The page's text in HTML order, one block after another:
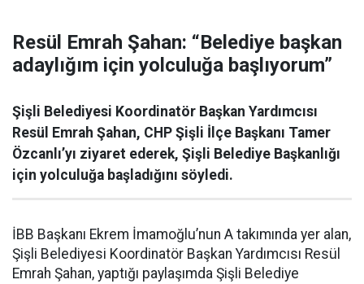
Resül Emrah Şahan: “Belediye başkan
adaylığım için yolculuğa başlıyorum”
Şişli Belediyesi Koordinatör Başkan Yardımcısı
Resül Emrah Şahan, CHP Şişli İlçe Başkanı Tamer
Özcanlı’yı ziyaret ederek, Şişli Belediye Başkanlığı
için yolculuğa başladığını söyledi.
İBB Başkanı Ekrem İmamoğlu’nun A takımında yer alan,
Şişli Belediyesi Koordinatör Başkan Yardımcısı Resül
Emrah Şahan, yaptığı paylaşımda Şişli Belediye